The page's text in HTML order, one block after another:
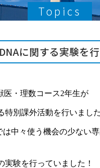
Topics
DNAに関する実験を
医・理数コース2年生が
特別課外活動を行いました
は中々使う機会の少ない
実験を行っていました！